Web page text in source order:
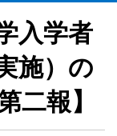
入学者
施）の
報】